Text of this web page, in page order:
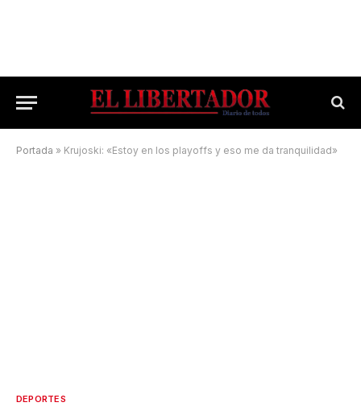
Portada » Krujoski: «Estoy en los playoffs y eso me da tranquilidad»
DEPORTES